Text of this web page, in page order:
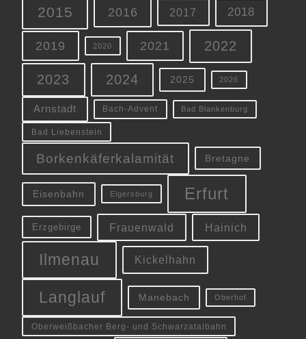
2015 2016 2017 2018
2019 2020 2021 2022
2023 2024 2025 2026
Arnstadt Bach-Advent Bad Blankenburg
Bad Liebenstein
Borkenkäferkalamität Bretagne
Eisenbahn Elgersburg Erfurt
Erzgebirge Frauenwald Hainich
Ilmenau Kickelhahn
Langlauf Manebach Oberhof
Oberweißbacher Berg- und Schwarzatalbahn